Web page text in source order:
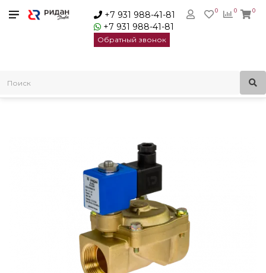
+7 931 988-41-81
+7 931 988-41-81
Обратный звонок
0
0 0
Электромагнитные клапаны